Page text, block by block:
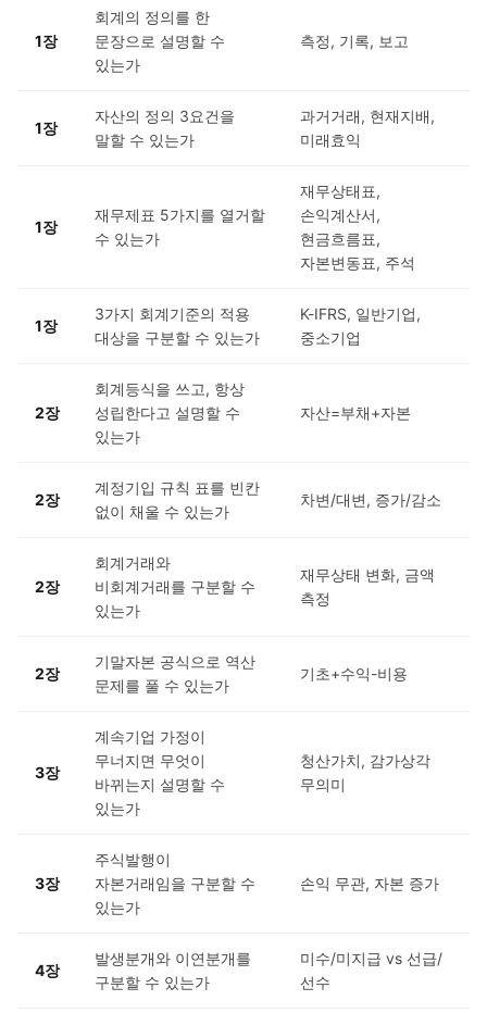
1장
회계의 정의를 한
문장으로 설명할 수
있는가
측정, 기록, 보고
1장
자산의 정의 3요건을
말할 수 있는가
과거거래, 현재지배,
미래효익
1장
재무제표 5가지를 열거할
수 있는가
재무상태표,
손익계산서,
현금흐름표,
자본변동표, 주석
1장
3가지 회계기준의 적용
대상을 구분할 수 있는가
K-IFRS, 일반기업,
중소기업
2장
회계등식을 쓰고, 항상
성립한다고 설명할 수
있는가
자산=부채+자본
2장
계정기입 규칙 표를 빈칸
없이 채울 수 있는가
차변/대변, 증가/감소
2장
회계거래와
비회계거래를 구분할 수
있는가
재무상태 변화, 금액
측정
2장
기말자본 공식으로 역산
문제를 풀 수 있는가
기초+수익-비용
3장
계속기업 가정이
무너지면 무엇이
바뀌는지 설명할 수
있는가
청산가치, 감가상각
무의미
3장
주식발행이
자본거래임을 구분할 수
있는가
손익 무관, 자본 증가
4장
발생분개와 이연분개를
구분할 수 있는가
미수/미지급 vs 선급/
선수